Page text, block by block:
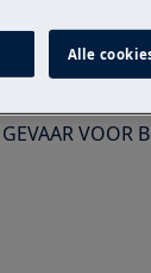
GEVAAR VOOR
Alle